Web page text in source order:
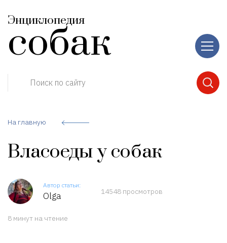
Энциклопедия
собак
Поиск по сайту
На главную
Власоеды у собак
Автор статьи:
Olga 14548 просмотров
8 минут на чтение